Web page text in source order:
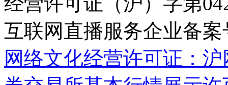
互联网直播服务企业备案
网络文化经营许可证：